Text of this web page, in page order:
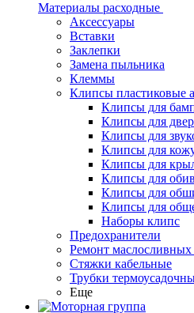
Материалы расходные
Аксессуары
Вставки
Заклепки
Замена пыльника
Клеммы
Клипсы пластиковые
Клипсы для
Клипсы для
Клипсы для
Клипсы для
Клипсы для
Клипсы для
Клипсы для
Клипсы для
Наборы клипс
Предохранители
Ремонт маслосливных
Стяжки кабельные
Трубки
Еще